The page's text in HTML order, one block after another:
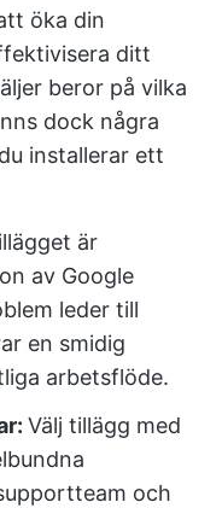
öka din
ditt
beror på vilka
dock några
installerar ett
är
av Google
leder till
en smidig
arbetsflöde.
Välj tillägg med
och